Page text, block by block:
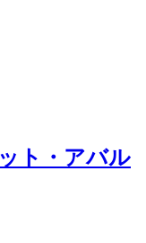
ト・アバル